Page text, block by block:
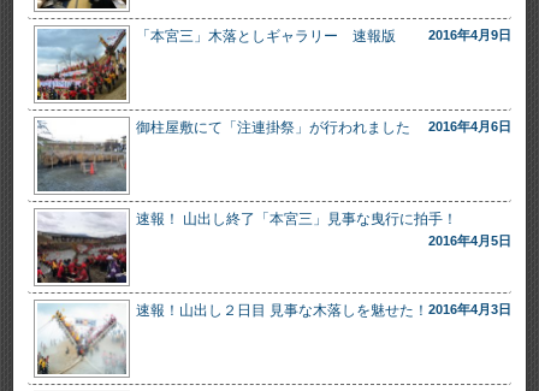
「本宮三」木落としギャラリー 速報版 2016年4月9日
御柱屋敷にて「注連掛祭」が行われました 2016年4月6日
速報！ 山出し終了「本宮三」見事な曳行に拍手！
2016年4月5日
速報！山出し２日目 見事な木落しを魅せた！ 2016年4月3日